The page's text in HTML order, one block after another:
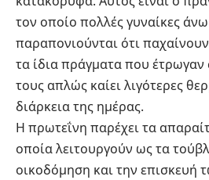
τον οποίο πολλές γυναίκες
παραπονιούνται ότι
τα ίδια πράγματα που έτρωγαν
τους απλώς καίει λιγότερες
διάρκεια της ημέρας.
Η πρωτεΐνη παρέχει τα
οποία λειτουργούν ως τα
οικοδόμηση και την επισκευή